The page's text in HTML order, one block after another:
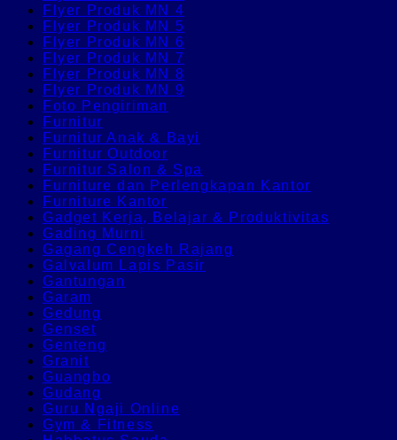
Flyer Produk MN 4
Flyer Produk MN 5
Flyer Produk MN 6
Flyer Produk MN 7
Flyer Produk MN 8
Flyer Produk MN 9
Foto Pengiriman
Furnitur
Furnitur Anak & Bayi
Furnitur Outdoor
Furnitur Salon & Spa
Furniture dan Perlengkapan Kantor
Furniture Kantor
Gadget Kerja, Belajar & Produktivitas
Gading Murni
Gagang Cengkeh Rajang
Galvalum Lapis Pasir
Gantungan
Garam
Gedung
Genset
Genteng
Granit
Guangbo
Gudang
Guru Ngaji Online
Gym & Fitness